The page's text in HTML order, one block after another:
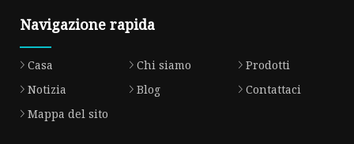
Navigazione rapida
Casa Chi siamo
Prodotti
Notizia
Blog
Contattaci
Mappa del sito